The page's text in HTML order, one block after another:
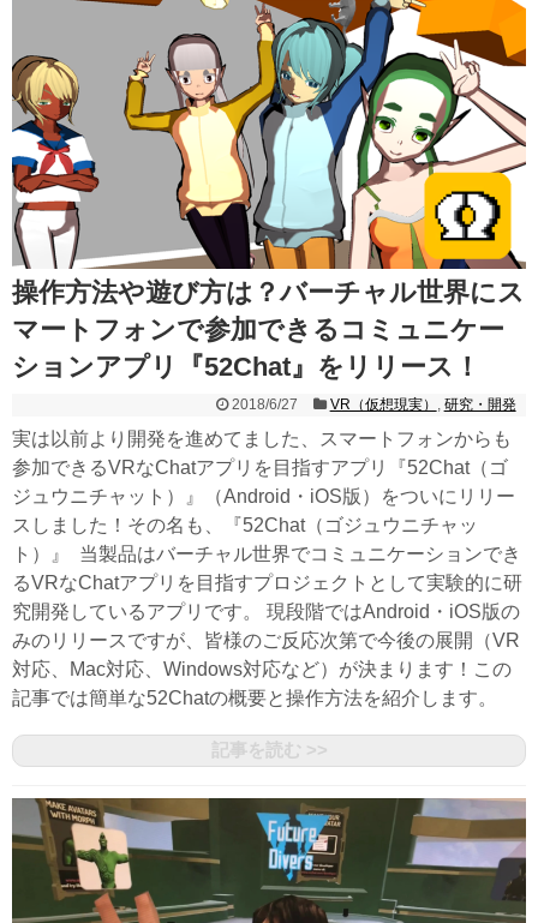
操作方法や遊び方は？バーチャル世界にス
マートフォンで参加できるコミュニケー
ションアプリ『52Chat』をリリース！
2018/6/27 VR（仮想現実） , 研究・開発
実は以前より開発を進めてました、スマートフォンからも
参加できるVRなChatアプリを目指すアプリ『52Chat（ゴ
ジュウニチャット）』（Android・iOS版）をついにリリー
スしました！その名も、『52Chat（ゴジュウニチャッ
ト）』 当製品はバーチャル世界でコミュニケーションでき
るVRなChatアプリを目指すプロジェクトとして実験的に研
究開発しているアプリです。 現段階ではAndroid・iOS版の
みのリリースですが、皆様のご反応次第で今後の展開（VR
対応、Mac対応、Windows対応など）が決まります！この
記事では簡単な52Chatの概要と操作方法を紹介します。
記事を読む >>